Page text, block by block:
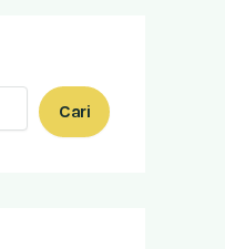
Cari